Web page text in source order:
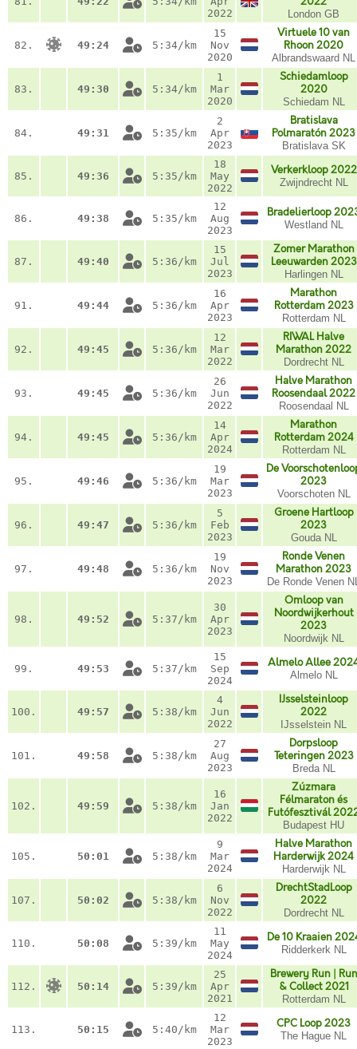
2022
London GB
82. 49:24 5:34/km
15
Nov
2020
Virtuele 10 van
Rhoon 2020
Albrandswaard NL
83. 49:30 5:34/km
1
Mar
2020
Schiedamloop
2020
Schiedam NL
84. 49:31 5:35/km
2
Apr
2023
Bratislava
Polmaratón 2023
Bratislava SK
85. 49:36 5:35/km
18
May
2022
Verkerkloop 2022
Zwijndrecht NL
86. 49:38 5:35/km
12
Aug
2023
Bradelierloop
Westland NL
87. 49:40 5:36/km
15
Jul
2023
Zomer Marathon
Leeuwarden 2023
Harlingen NL
91. 49:44 5:36/km
16
Apr
2023
Marathon
Rotterdam 2023
Rotterdam NL
92. 49:45 5:36/km
12
Mar
2022
RIWAL Halve
Marathon 2022
Dordrecht NL
93. 49:45 5:36/km
26
Jun
2022
Halve Marathon
Roosendaal 2022
Roosendaal NL
94. 49:45 5:36/km
14
Apr
2024
Marathon
Rotterdam 2024
Rotterdam NL
95. 49:46 5:36/km
19
Mar
2023
De
2023
Voorschoten NL
96. 49:47 5:36/km
5
Feb
2023
Groene Hartloop
2023
Gouda NL
97. 49:48 5:36/km
19
Nov
2023
Ronde Venen
Marathon 2023
De Ronde Venen
98. 49:52 5:37/km
30
Apr
2023
Omloop van
Noordwijkerhout
2023
Noordwijk NL
99. 49:53 5:37/km
15
Sep
2024
Almelo Allee
Almelo NL
100. 49:57 5:38/km
4
Jun
2022
IJsselsteinloop
2022
IJsselstein NL
101. 49:58 5:38/km
27
Aug
2023
Dorpsloop
Teteringen 2023
Breda NL
102. 49:59 5:38/km
16
Jan
2022
Zúzmara
Félmaraton és
Futófesztivál
Budapest HU
105. 50:01 5:38/km
9
Mar
2024
Halve Marathon
Harderwijk 2024
Harderwijk NL
107. 50:02 5:38/km
6
Nov
2022
DrechtStadLoop
2022
Dordrecht NL
110. 50:08 5:39/km
11
May
2024
De 10 Kraaien
Ridderkerk NL
112. 50:14 5:39/km
25
Apr
2021
Brewery Run | Run
& Collect 2021
Rotterdam NL
113. 50:15 5:40/km
12
Mar
2023
CPC Loop 2023
The Hague NL